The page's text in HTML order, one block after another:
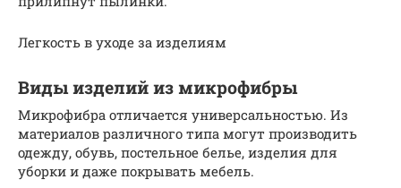
Легкость в уходе за изделиям
Виды изделий из микрофибры
Микрофибра отличается универсальностью. Из
материалов различного типа могут производить
одежду, обувь, постельное белье, изделия для
уборки и даже покрывать мебель.